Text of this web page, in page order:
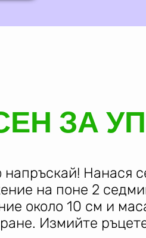
ЗА
напръскай! Нанася
на поне 2
около 10 см и
Измийте